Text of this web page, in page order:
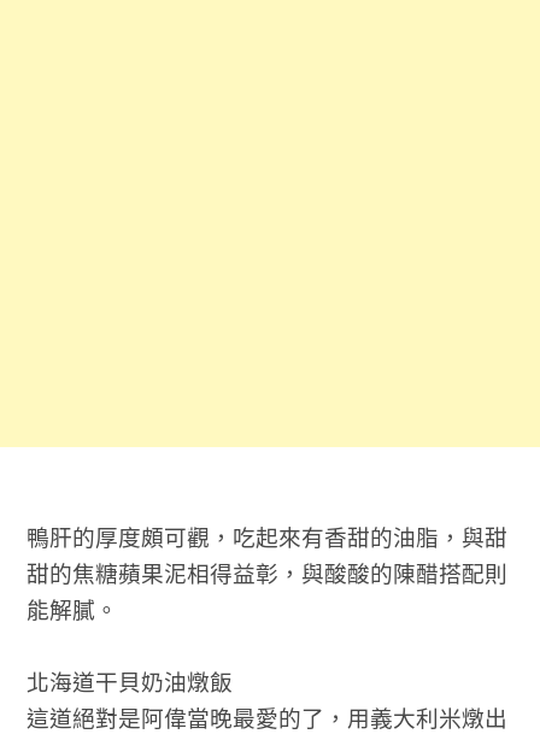
鴨肝的厚度頗可觀，吃起來有香甜的油脂，與甜
甜的焦糖蘋果泥相得益彰，與酸酸的陳醋搭配則
能解膩。
北海道干貝奶油燉飯
這道絕對是阿偉當晚最愛的了，用義大利米燉出